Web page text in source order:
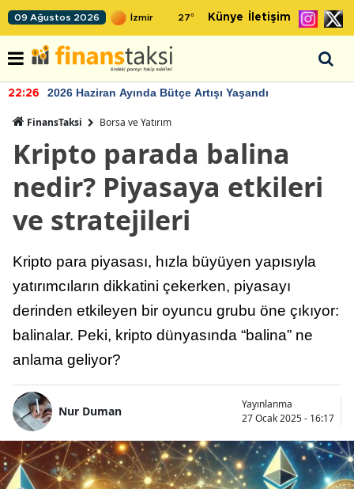
09 Ağustos 2026 27° Künye İletişim
22:26 2026 Haziran Ayında Bütçe Artışı Yaşandı
FinansTaksi Borsa ve Yatırım
Kripto parada balina
nedir? Piyasaya etkileri
ve stratejileri
Kripto para piyasası, hızla büyüyen yapısıyla
yatırımcıların dikkatini çekerken, piyasayı
derinden etkileyen bir oyuncu grubu öne çıkıyor:
balinalar. Peki, kripto dünyasında “balina” ne
anlama geliyor?
Nur Duman
Yayınlanma
27 Ocak 2025 - 16:17